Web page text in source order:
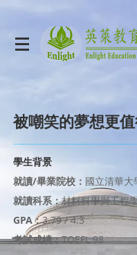
被嘲笑的夢想更
學生背景
就讀/畢業院校： 國立清華大
就讀科系：材料科學與工程
GPA：3.79 / 4.3
考試成績：TOEFL 98